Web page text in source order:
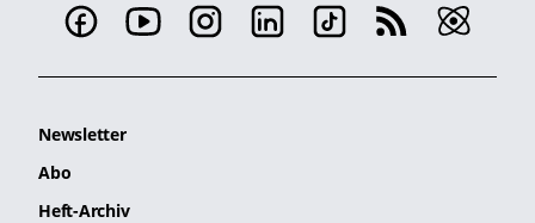
Newsletter
Abo
Heft-Archiv